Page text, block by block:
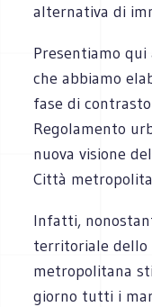
alternativa di
Presentiamo
che abbiamo
fase di
Regolamento
nuova visione
Città
Infatti,
territoriale dello
metropolitana
giorno tutti i